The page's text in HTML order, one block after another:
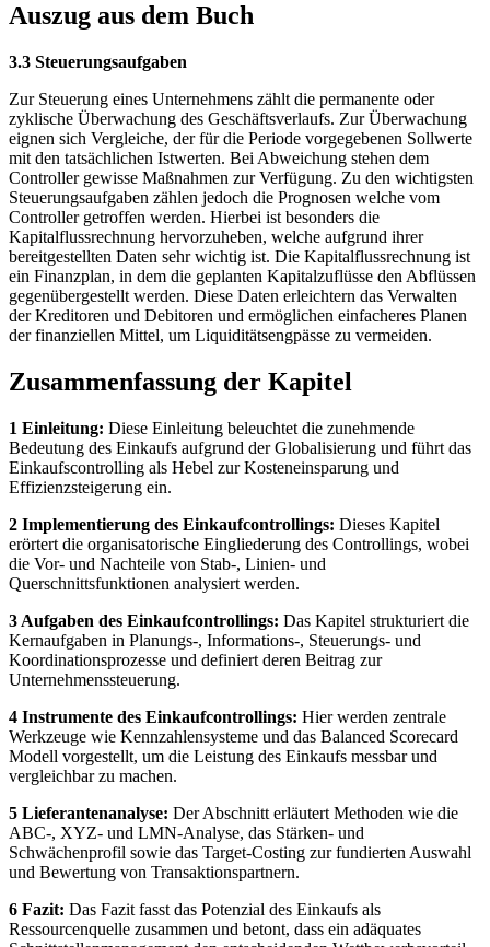
Auszug aus dem Buch
3.3 Steuerungsaufgaben
Zur Steuerung eines Unternehmens zählt die permanente oder
zyklische Überwachung des Geschäftsverlaufs. Zur Überwachung
eignen sich Vergleiche, der für die Periode vorgegebenen Sollwerte
mit den tatsächlichen Istwerten. Bei Abweichung stehen dem
Controller gewisse Maßnahmen zur Verfügung. Zu den wichtigsten
Steuerungsaufgaben zählen jedoch die Prognosen welche vom
Controller getroffen werden. Hierbei ist besonders die
Kapitalflussrechnung hervorzuheben, welche aufgrund ihrer
bereitgestellten Daten sehr wichtig ist. Die Kapitalflussrechnung ist
ein Finanzplan, in dem die geplanten Kapitalzuflüsse den Abflüssen
gegenübergestellt werden. Diese Daten erleichtern das Verwalten
der Kreditoren und Debitoren und ermöglichen einfacheres Planen
der finanziellen Mittel, um Liquiditätsengpässe zu vermeiden.
Zusammenfassung der Kapitel
1 Einleitung: Diese Einleitung beleuchtet die zunehmende
Bedeutung des Einkaufs aufgrund der Globalisierung und führt das
Einkaufscontrolling als Hebel zur Kosteneinsparung und
Effizienzsteigerung ein.
2 Implementierung des Einkaufcontrollings: Dieses Kapitel
erörtert die organisatorische Eingliederung des Controllings, wobei
die Vor- und Nachteile von Stab-, Linien- und
Querschnittsfunktionen analysiert werden.
3 Aufgaben des Einkaufcontrollings: Das Kapitel strukturiert die
Kernaufgaben in Planungs-, Informations-, Steuerungs- und
Koordinationsprozesse und definiert deren Beitrag zur
Unternehmenssteuerung.
4 Instrumente des Einkaufcontrollings: Hier werden zentrale
Werkzeuge wie Kennzahlensysteme und das Balanced Scorecard
Modell vorgestellt, um die Leistung des Einkaufs messbar und
vergleichbar zu machen.
5 Lieferantenanalyse: Der Abschnitt erläutert Methoden wie die
ABC-, XYZ- und LMN-Analyse, das Stärken- und
Schwächenprofil sowie das Target-Costing zur fundierten Auswahl
und Bewertung von Transaktionspartnern.
6 Fazit: Das Fazit fasst das Potenzial des Einkaufs als
Ressourcenquelle zusammen und betont, dass ein adäquates